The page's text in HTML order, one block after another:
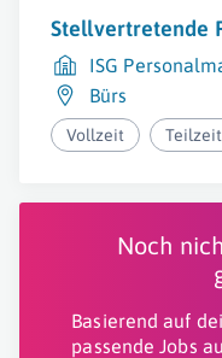
Stellvertretende
ISG
Bürs
Vollzeit
Noch
Basierend auf
passende Jobs